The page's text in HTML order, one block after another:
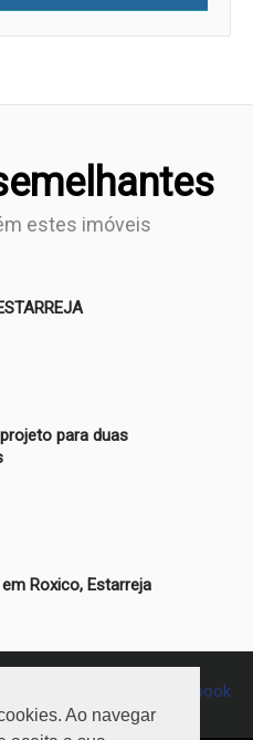
Ao navegar
estes imóveis
para duas
Roxico, Estarreja